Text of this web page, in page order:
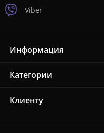
Viber
Информация
Категории
Клиенту